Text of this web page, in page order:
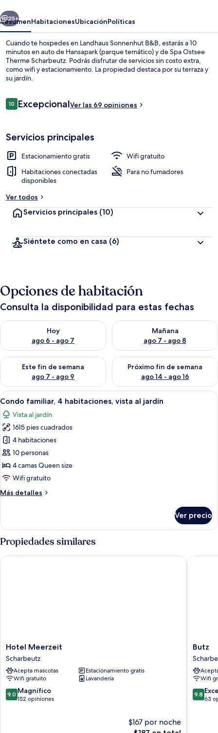
Siguiente
25+
ResumenHabitacionesUbicaciónPolíticas
Cuando te hospedes en Landhaus Sonnenhut B&B, estarás a 10
minutos en auto de Hansapark (parque temático) y de Spa Ostsee
Therme Scharbeutz. Podrás disfrutar de servicios sin costo extra,
como wifi y estacionamiento. La propiedad destaca por su terraza y
su jardín.
Opiniones
1010 de 10,
ExcepcionalVer las 69 opiniones
Servicios principales
Estacionamiento gratis
Wifi gratuito
Habitaciones conectadas
disponibles
Para no fumadores
Ver todos
Servicios principales (10)
Siéntete como en casa (6)
Opciones de habitación
Consulta la disponibilidad para estas fechas
Hoy
ago 6 - ago 7
Consulta la disponibilidad para hoy ago 6 - ago 7
Mañana
ago 7 - ago 8
Consulta la disponibilidad
Este fin de semana
ago 7 - ago 9
Consulta la disponibilidad para este fin de semana ago 7 -
Próximo fin de semana
ago 14 - ago 16
Consulta la disponibilidad
Abrir
todas
las
fotos
de
Condo
familiar,
4
habitaciones,
vista
Un dormitorio con cama, dos
8
Condo familiar, 4 habitaciones, vista al jardín
Vista al jardín
1615 pies cuadrados
4 habitaciones
10 personas
4 camas Queen size
Wifi gratuito
Más detalles
Más
familiar,
4
habitaciones,
vista
al
Ver precio
Propiedades similares
Hotel
Meerzeit
Scharbeutz
Hotel Meerzeit
Scharbeutz
Acepta mascotas
Estacionamiento gratis
Wifi gratuito
Lavandería
9.0
de
9.0 Magnífico
152 opiniones
$167 por noche
Hotel Meerzeit
Butz
Butz
Wifi
9.8
de
9.8
63
Butz